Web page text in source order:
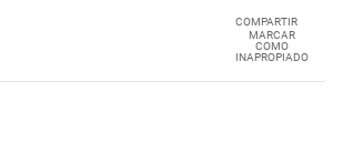
COMPARTIR
MARCAR
COMO
INAPROPIADO